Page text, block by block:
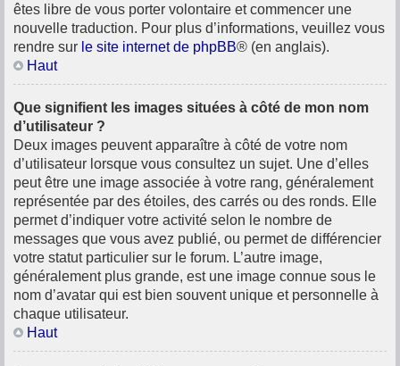
êtes libre de vous porter volontaire et commencer une
nouvelle traduction. Pour plus d’informations, veuillez vous
rendre sur le site internet de phpBB® (en anglais).
Haut
Que signifient les images situées à côté de mon nom
d’utilisateur ?
Deux images peuvent apparaître à côté de votre nom
d’utilisateur lorsque vous consultez un sujet. Une d’elles
peut être une image associée à votre rang, généralement
représentée par des étoiles, des carrés ou des ronds. Elle
permet d’indiquer votre activité selon le nombre de
messages que vous avez publié, ou permet de différencier
votre statut particulier sur le forum. L’autre image,
généralement plus grande, est une image connue sous le
nom d’avatar qui est bien souvent unique et personnelle à
chaque utilisateur.
Haut